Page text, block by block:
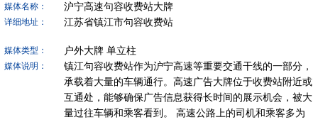
媒体名称： 沪宁高速句容收费站大牌
详细地址： 江苏省镇江市句容收费站
媒体类型： 户外大牌 单立柱
媒体说明：
镇江句容收费站作为沪宁高速等重要交通干线的一部分，
承载着大量的车辆通行。高速广告大牌位于收费站附近或
互通处，能够确保广告信息获得长时间的展示机会，被大
量过往车辆和乘客看到。 高速公路上的司机和乘客多为